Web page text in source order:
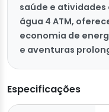
saúde e atividades
água 4 ATM,
economia de
e aventuras
Especificações